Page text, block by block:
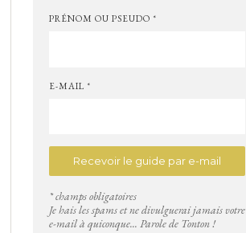
PRÉNOM OU PSEUDO *
E-MAIL *
* champs obligatoires
Je hais les spams et ne divulguerai jamais votre
e-mail à quiconque... Parole de Tonton !